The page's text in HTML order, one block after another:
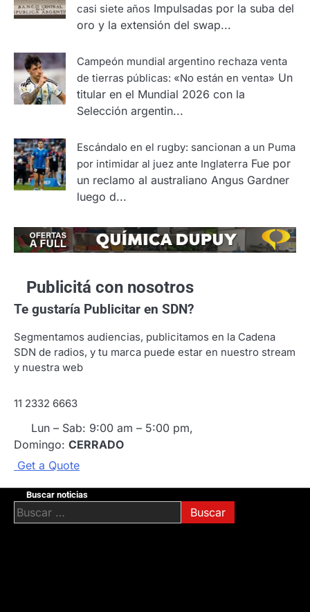
casi siete años Impulsadas por la suba del
oro y la extensión del swap...
Campeón mundial argentino rechaza venta
de tierras públicas: «No están en venta» Un
titular en el Mundial 2026 con la
Selección argentin...
Escándalo en el rugby: sancionan a un Puma
por intimidar al juez ante Inglaterra Fue por
un reclamo al australiano Angus Gardner
luego d...
Publicitá con nosotros
Te gustaría Publicitar en SDN?
Segmentamos audiencias, publicitamos en la Cadena
SDN de radios, y tu marca puede estar en nuestro stream
y nuestra web
11 2332 6663
Lun – Sab: 9:00 am – 5:00 pm,
Domingo: CERRADO
Get a Quote
Buscar noticias
Buscar: